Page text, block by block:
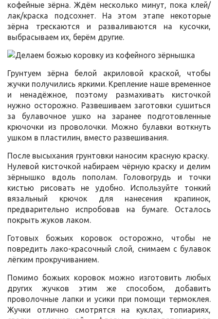
кофейные зёрна. Ждём несколько минут, пока клей/
лак/краска подсохнет. На этом этапе некоторые
зёрна трескаются и разваливаются на кусочки,
выбрасываем их, берём другие.
Грунтуем зёрна белой акриловой краской, чтобы
жучки получились яркими. Крепление наше временное
и ненадёжное, поэтому размахивать кисточкой
нужно осторожно. Развешиваем заготовки сушиться
за булавочное ушко на заранее подготовленные
крючочки из проволочки. Можно булавки воткнуть
ушком в пластилин, вместо развешивания.
После высыхания грунтовки наносим красную краску.
Нулевой кисточкой набираем чёрную краску и делим
зёрнышко вдоль пополам. Головогрудь и точки
кистью рисовать не удобно. Используйте тонкий
вязальный крючок для нанесения крапинок,
предварительно испробовав на бумаге. Осталось
покрыть жуков лаком.
Готовых божьих коровок осторожно, чтобы не
повредить лако-красочный слой, снимаем с булавок
лёгким прокручиванием.
Помимо божьих коровок можно изготовить любых
других жучков этим же способом, добавить
проволочные лапки и усики при помощи термоклея.
Жучки отлично смотрятся на куклах, топиариях,